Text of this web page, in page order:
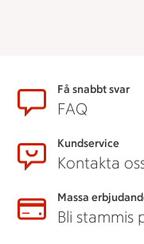
SidfotFå snabbt svar
FAQ
Kundservice
Kontakta
Massa
Bli stammis